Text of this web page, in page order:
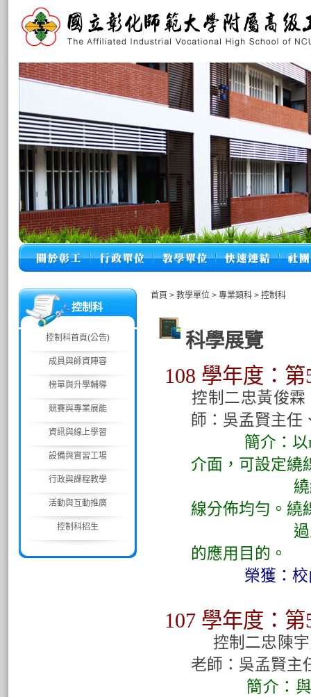
控制科
控制科首頁(公告)
成員與師資陣容
榜單與升學輔導
競賽與專業展能
資訊與線上學習
設備與實習工場
行政與課程教學
活動與互動推廣
控制科招生
首頁 > 教學單位 > 專業類科 > 控制科
科學展覽
108 學年度：
控制二忠黃俊霖
師：吳孟賢主任
簡介：以
介面，可設定繞
繞線過程中再
線分佈均勻。繞
過人機介面加
的應用目的。
榮獲：校內科
107 學年度：
控制二忠陳宇
老師：吳孟賢主
簡介：與建築